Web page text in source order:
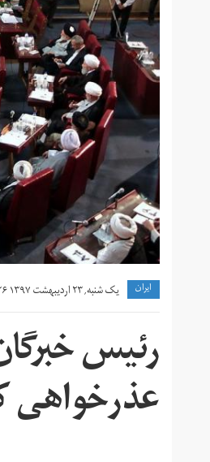
ايران یک شنبه, ۲۳ اردیبهشت ۱۳۹۷ ۱۷:۳۶
رئیس
عذرخواهی